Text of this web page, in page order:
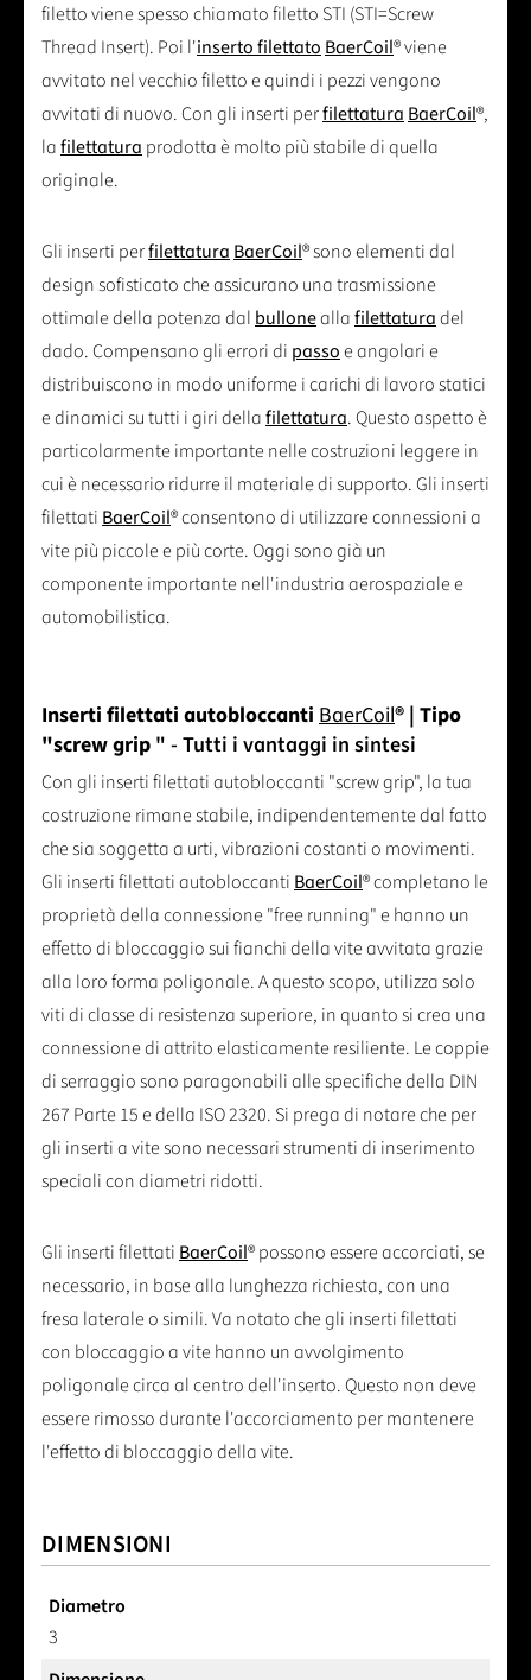
filetto viene spesso chiamato filetto STI (STI=Screw
Thread Insert). Poi l'inserto filettato BaerCoil® viene
avvitato nel vecchio filetto e quindi i pezzi vengono
avvitati di nuovo. Con gli inserti perfilettatura BaerCoil®,
lafilettatura prodotta è molto più stabile di quella
originale.
Gli inserti perfilettatura BaerCoil® sono elementi dal
design sofisticato che assicurano una trasmissione
ottimale della potenza dal bulloneallafilettaturadel
dado. Compensano gli errori di passoe angolari e
distribuiscono in modo uniforme i carichi di lavoro statici
e dinamici su tutti i giri dellafilettatura. Questo aspetto è
particolarmente importante nelle costruzioni leggere in
cui è necessario ridurre il materiale di supporto. Gli inserti
filettati BaerCoil® consentono di utilizzare connessioni a
vite più piccole e più corte. Oggi sono già un
componente importante nell'industria aerospaziale e
automobilistica.
Inserti filettati autobloccanti BaerCoil® | Tipo
"screw grip " - Tutti i vantaggi in sintesi
Con gli inserti filettati autobloccanti "screw grip", la tua
costruzione rimane stabile, indipendentemente dal fatto
che sia soggetta a urti, vibrazioni costanti o movimenti.
Gli inserti filettati autobloccanti BaerCoil® completano le
proprietà della connessione "free running" e hanno un
effetto di bloccaggio sui fianchi della vite avvitata grazie
alla loro forma poligonale. A questo scopo, utilizza solo
viti di classe di resistenza superiore, in quanto si crea una
connessione di attrito elasticamente resiliente. Le coppie
di serraggio sono paragonabili alle specifiche della DIN
267 Parte 15 e della ISO 2320. Si prega di notare che per
gli inserti a vite sono necessari strumenti di inserimento
speciali con diametri ridotti.
Gli inserti filettati BaerCoil® possono essere accorciati, se
necessario, in base alla lunghezza richiesta, con una
fresa laterale o simili. Va notato che gli inserti filettati
con bloccaggio a vite hanno un avvolgimento
poligonale circa al centro dell'inserto. Questo non deve
essere rimosso durante l'accorciamento per mantenere
l'effetto di bloccaggio della vite.
DIMENSIONI
Diametro
3